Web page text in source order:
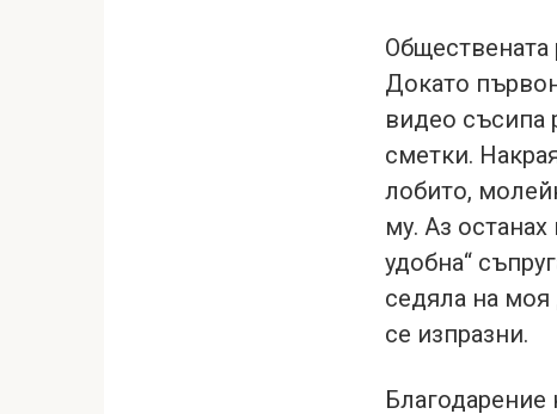
Обществената
Докато
видео съсипа
сметки.
лобито,
му. Аз
удобна“
седяла на моя
се изпразни.
Благодарение